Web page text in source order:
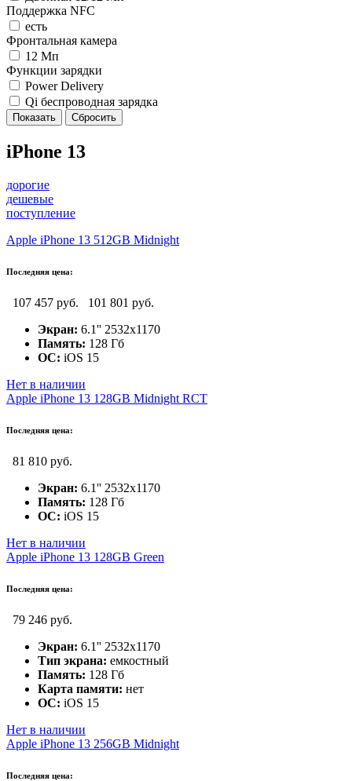
Поддержка NFC
есть
Фронтальная камера
12 Мп
Функции зарядки
Power Delivery
Qi беспроводная зарядка
iPhone 13
дорогие
дешевые
поступление
Apple iPhone 13 512GB Midnight
Последняя цена:
107 457 руб.
101 801 руб.
Экран: 6.1'' 2532x1170
Память: 128 Гб
ОС: iOS 15
Нет в наличии
Apple iPhone 13 128GB Midnight RCT
Последняя цена:
81 810 руб.
Экран: 6.1'' 2532x1170
Память: 128 Гб
ОС: iOS 15
Нет в наличии
Apple iPhone 13 128GB Green
Последняя цена:
79 246 руб.
Экран: 6.1'' 2532x1170
Тип экрана: емкостный
Память: 128 Гб
Карта памяти: нет
ОС: iOS 15
Нет в наличии
Apple iPhone 13 256GB Midnight
Последняя цена: